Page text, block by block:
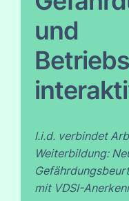
und
l.i.d. verbindet
Weiterbildung:
mit VDSI-